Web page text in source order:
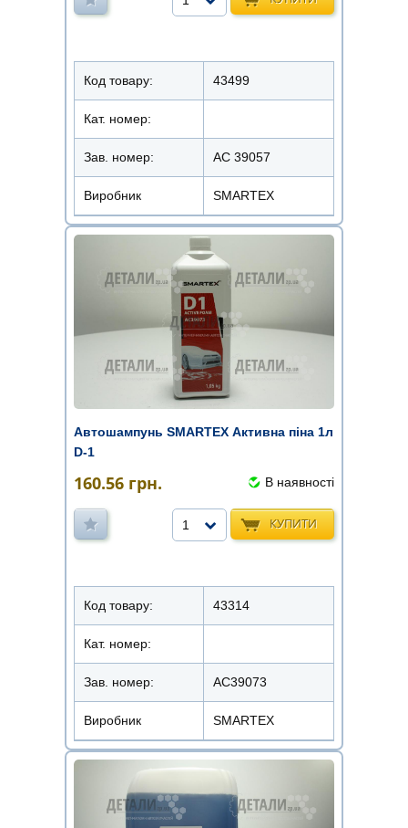
Код товару: 43499
Кат. номер:
Зав. номер: AC 39057
Виробник SMARTEX
Автошампунь SMARTEX Активна піна 1л
D-1
160.56 грн. В наявності
КУПИТИ
1
Код товару: 43314
Кат. номер:
Зав. номер: AC39073
Виробник SMARTEX